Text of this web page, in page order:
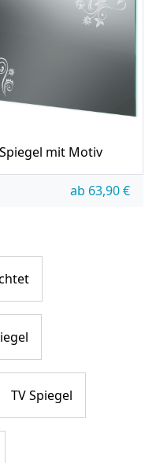
Spiegel mit Motiv
ab 63,90€
TV Spiegel